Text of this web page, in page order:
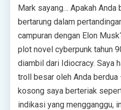
Mark sayang… Apakah Anda
bertarung dalam
campuran dengan Elon
plot novel cyberpunk tahun
diambil dari Idiocracy. Saya
troll besar oleh Anda
kosong saya berteriak
indikasi yang mengganggu,